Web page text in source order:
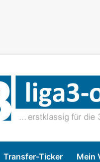
Transfer-Ticker Mein